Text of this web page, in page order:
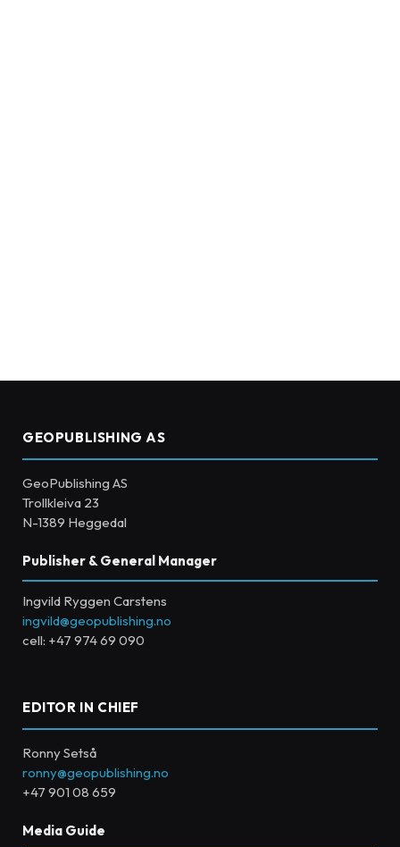
GEOPUBLISHING AS
GeoPublishing AS
Trollkleiva 23
N-1389 Heggedal
Publisher & General Manager
Ingvild Ryggen Carstens
ingvild@geopublishing.no
cell: +47 974 69 090
EDITOR IN CHIEF
Ronny Setså
ronny@geopublishing.no
+47 901 08 659
Media Guide